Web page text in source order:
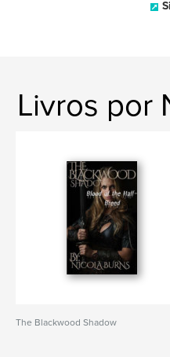
Livros por
The Blackwood Shadow